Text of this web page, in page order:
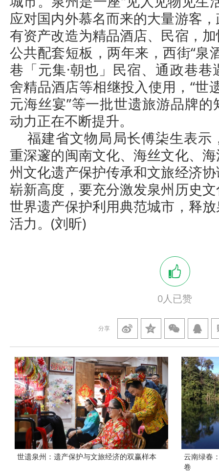
应对国内外慕名而来的大量游客
有资产改造为精品酒店、民宿，
公共配套短板，两年来，西街“泉
巷「元集·朝也」民宿、通政巷
舍精品酒店等相继投入使用，“世
元海丝宴”等一批世遗旅游品牌
动力正在不断提升。
福建省文物局局长傅柒生表示
重深邃的闽南文化、海丝文化、
州文化遗产保护传承和文旅经济
崭新高度，要充分激发泉州历史
世界遗产保护利用典范城市，释
活力。(刘昕)
0人已赞
分享
世遗泉州：遗产保护与文旅经济的双赢样本
云南绿春
卷